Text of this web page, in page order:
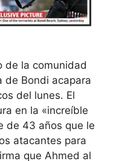
de la comunidad
de Bondi acapara
del lunes. El
en la «increíble
de 43 años que le
atacantes para
que Ahmed al